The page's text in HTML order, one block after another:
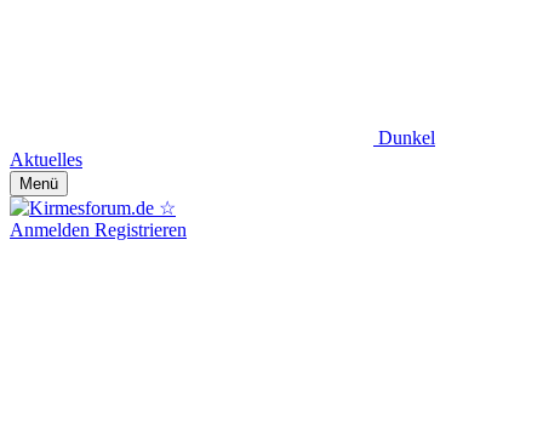
Dunkel
Aktuelles
Menü
Anmelden Registrieren